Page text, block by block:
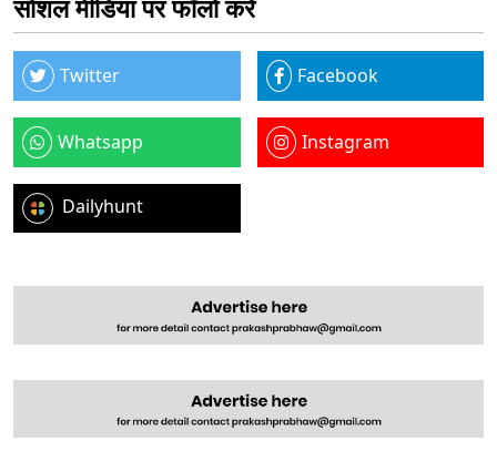
सोशल मीडिया पर फॉलो करें
Twitter Facebook
Whatsapp Instagram
Dailyhunt